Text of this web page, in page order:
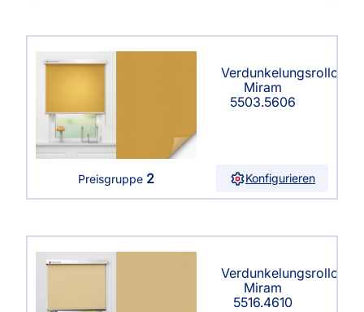
Verdunkelungsrollo
Miram
5503.5606
Preisgruppe 2 Konfigurieren
Verdunkelungsrollo
Miram
5516.4610